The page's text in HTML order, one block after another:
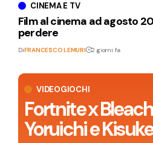
VIDEOGIOCHI
Fortnite x
Yoruichi e
CINEMA E TV
Film al cinema ad agosto
perdere
DiFRANCESCO LEMURI 2 giorni fa